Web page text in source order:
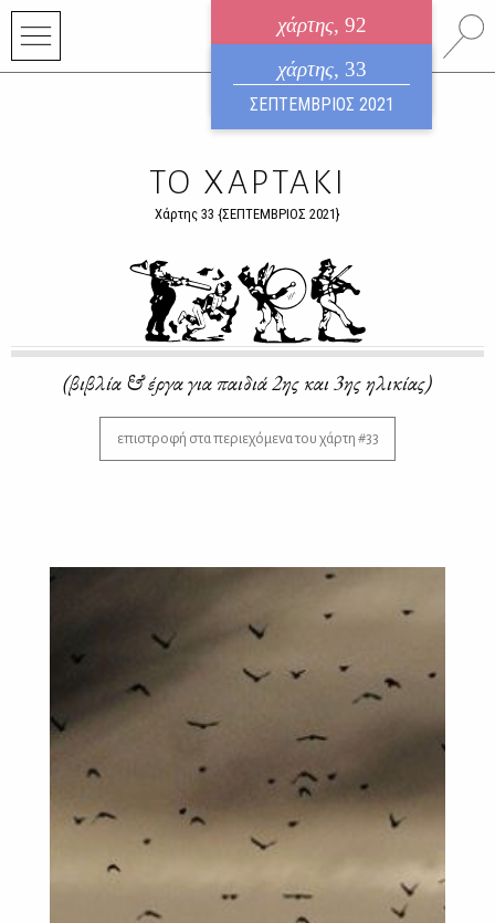
χάρτης, 92
ηλεκτρονικό περιοδικό
ΑΥΓΟΥΣΤΟΣ 2026
χάρτης, 33
ΣΕΠΤΕΜΒΡΙΟΣ 2021
ΤΟ ΧΑΡΤΑΚΙ
Χάρτης 33 {ΣΕΠΤΕΜΒΡΙΟΣ 2021}
(βιβλία & έργα για παιδιά 2ης και 3ης ηλικίας)
επιστροφή στα περιεχόμενα του χάρτη #33